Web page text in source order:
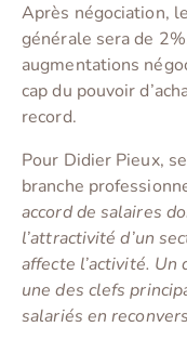
Après négociation,
générale sera de
augmentations
cap du pouvoir
record.
Pour Didier Pieux,
branche
accord de salaires
l’attractivité d’un
affecte l’activité.
une des clefs
salariés en